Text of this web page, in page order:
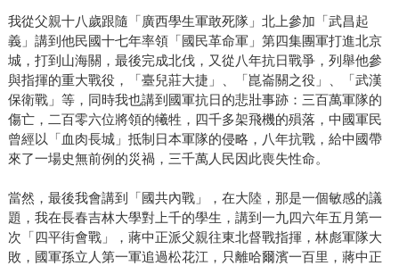
我從父親十八歲跟隨「廣西學生軍敢死隊」北上參加「武昌起
義」講到他民國十七年率領「國民革命軍」第四集團軍打進北京
城，打到山海關，最後完成北伐，又從八年抗日戰爭，列舉他參
與指揮的重大戰役，「臺兒莊大捷」、「崑崙關之役」、「武漢
保衛戰」等，同時我也講到國軍抗日的悲壯事跡：三百萬軍隊的
傷亡，二百零六位將領的犧牲，四千多架飛機的殞落，中國軍民
曾經以「血肉長城」抵制日本軍隊的侵略，八年抗戰，給中國帶
來了一場史無前例的災禍，三千萬人民因此喪失性命。
當然，最後我會講到「國共內戰」，在大陸，那是一個敏感的議
題，我在長春吉林大學對上千的學生，講到一九四六年五月第一
次「四平街會戰」，蔣中正派父親往東北督戰指揮，林彪軍隊大
敗，國軍孫立人第一軍追過松花江，只離哈爾濱一百里，蔣中正